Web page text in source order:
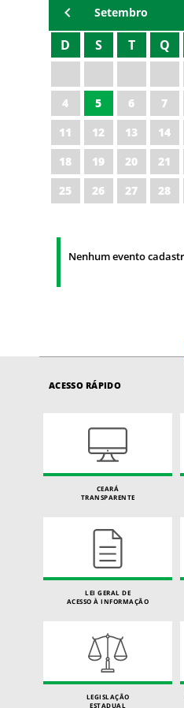
Setembro
D S T Q
4
5 6 7
11
12 13 14
18
19 20 21
25
26 27 28
Nenhum evento
ACESSO RÁPIDO
CEARÁ
TRANSPARENTE
LEI GERAL DE
ACESSO À INFORMAÇÃO
LEGISLAÇÃO
ESTADUAL